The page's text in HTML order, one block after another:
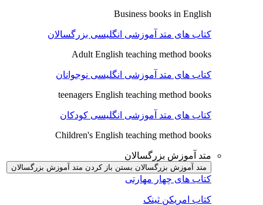
Business books in English
کتاب های متد آموزشی انگلیسی بزرگسالان
Adult English teaching method books
کتاب های متد آموزشی انگلیسی نوجوانان
teenagers English teaching method books
کتاب های متد آموزشی انگلیسی کودکان
Children's English teaching method books
متد آموزش بزرگسالان
متد آموزش بزرگسالان بستن باز کردن متد آموزش بزرگسالان
کتاب های چهار مهارتی
کتاب امریکن ثینک